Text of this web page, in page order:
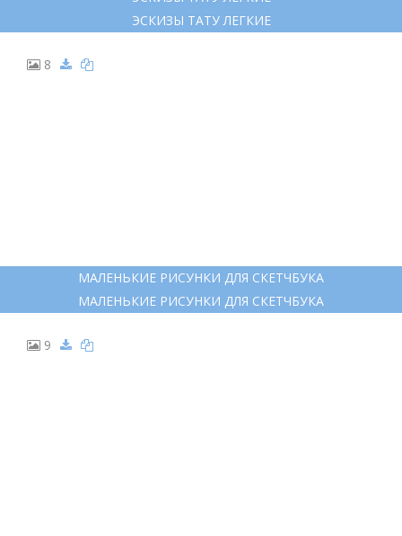
ЭСКИЗЫ ТАТУ ЛЕГКИЕ
8
МАЛЕНЬКИЕ РИСУНКИ ДЛЯ СКЕТЧБУКА
МАЛЕНЬКИЕ РИСУНКИ ДЛЯ СКЕТЧБУКА
9